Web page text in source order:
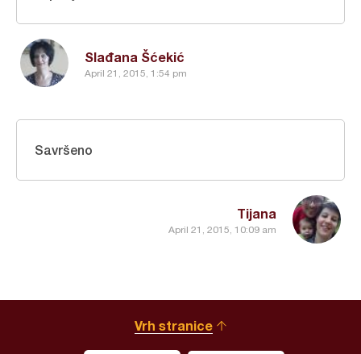
Slađana Šćekić
April 21, 2015, 1:54 pm
Tijana
April 21, 2015, 10:09 am
Savršeno
Vrh stranice